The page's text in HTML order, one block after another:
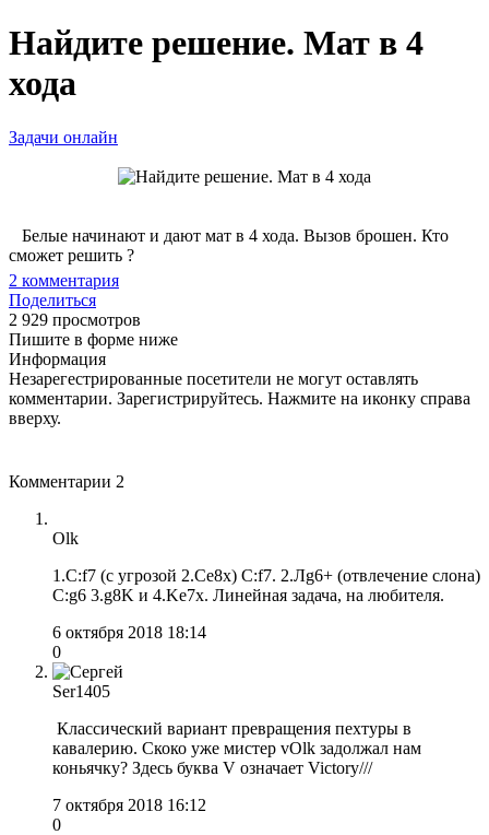
Найдите решение. Мат в 4
хода
Задачи онлайн
Белые начинают и дают мат в 4 хода. Вызов брошен. Кто
сможет решить ?
2 комментария
Поделиться
2 929 просмотров
Пишите в форме ниже
Информация
Незарегестрированные посетители не могут оставлять
комментарии. Зарегистрируйтесь. Нажмите на иконку справа
вверху.
Комментарии 2
Olk
1.С:f7 (с угрозой 2.Ce8x) С:f7. 2.Лg6+ (отвлечение слона)
С:g6 3.g8K и 4.Ke7x. Линейная задача, на любителя.
6 октября 2018 18:14
0
Ser1405
Классический вариант превращения пехтуры в
кавалерию. Скоко уже мистер vOlk задолжал нам
коньячку? Здесь буква V означает Victory///
7 октября 2018 16:12
0